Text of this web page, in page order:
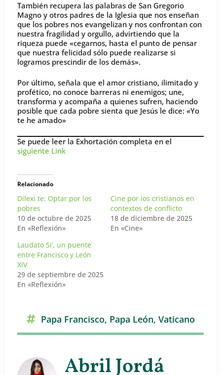
También recupera las palabras de San Gregorio
Magno y otros padres de la Iglesia que nos enseñan
que los pobres nos evangelizan y nos confrontan con
nuestra fragilidad y orgullo, advirtiendo que la
riqueza puede «cegarnos, hasta el punto de pensar
que nuestra felicidad sólo puede realizarse si
logramos prescindir de los demás».
Por último, señala que el amor cristiano, ilimitado y
profético, no conoce barreras ni enemigos; une,
transforma y acompaña a quienes sufren, haciendo
posible que cada pobre sienta que Jesús le dice: «Yo
te he amado»
Se puede leer la Exhortación completa en el
siguiente Link
Relacionado
Dilexi te: Optar por los
pobres
10 de octubre de 2025
En «Reflexión»
Cine por los cristianos en
contextos de conflicto
18 de diciembre de 2025
En «Cine»
Laudato Si’, un puente
entre Francisco y León
XIV
29 de septiembre de 2025
En «Reflexión»
Papa Francisco, Papa León, Vaticano
Abril Jordá